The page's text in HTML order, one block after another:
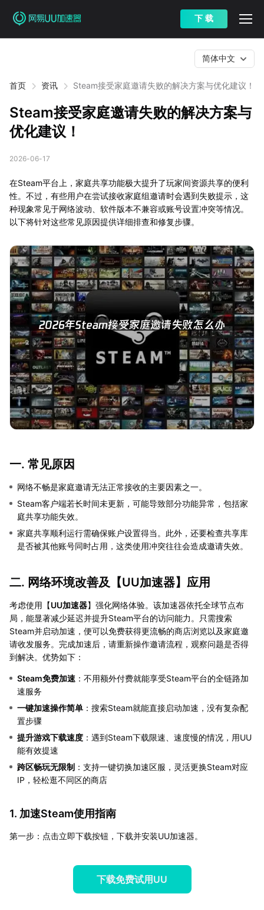
下 载
首页 资讯 Steam接受家庭邀请失败的解决方案与优化建议！
简体中文
Steam接受家庭邀请失败的解决方案与
优化建议！
2026-06-17
在Steam平台上，家庭共享功能极大提升了玩家间资源共享的便利
性。不过，有些用户在尝试接收家庭组邀请时会遇到失败提示，这
种现象常见于网络波动、软件版本不兼容或账号设置冲突等情况。
以下将针对这些常见原因提供详细排查和修复步骤。
一. 常见原因
网络不畅是家庭邀请无法正常接收的主要因素之一。
Steam客户端若长时间未更新，可能导致部分功能异常，包括家
庭共享功能失效。
家庭共享顺利运行需确保账户设置得当。此外，还要检查共享库
是否被其他账号同时占用，这类使用冲突往往会造成邀请失效。
二. 网络环境改善及【UU加速器】应用
考虑使用【UU加速器】强化网络体验。该加速器依托全球节点布
局，能显著减少延迟并提升Steam平台的访问能力。只需搜索
Steam并启动加速，便可以免费获得更流畅的商店浏览以及家庭邀
请收发服务。完成加速后，请重新操作邀请流程，观察问题是否得
到解决。优势如下：
Steam免费加速 ：不用额外付费就能享受Steam平台的全链路加
速服务
一键加速操作简单 ：搜索Steam就能直接启动加速，没有复杂配
置步骤
提升游戏下载速度 ：遇到Steam下载限速、速度慢的情况，用UU
能有效提速
跨区畅玩无限制 ：支持一键切换加速区服，灵活更换Steam对应
IP，轻松逛不同区的商店
1. 加速Steam使用指南
第一步：点击立即下载按钮，下载并安装UU加速器。
下载免费试用UU